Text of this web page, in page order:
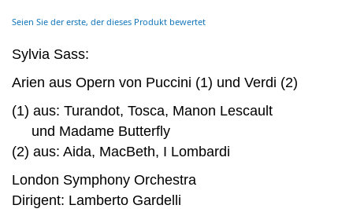
of
images
Seien Sie der erste, der dieses Produkt bewertet
Sylvia Sass:
Arien aus Opern von Puccini (1) und Verdi (2)
(1) aus: Turandot, Tosca, Manon Lescault
und Madame Butterfly
(2) aus: Aida, MacBeth, I Lombardi
London Symphony Orchestra
Dirigent: Lamberto Gardelli